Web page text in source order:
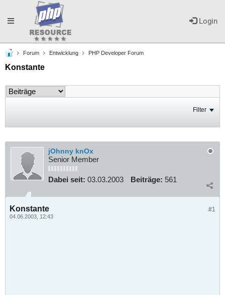
Login
Toggle
navigation
Forum Entwicklung PHP Developer Forum
Konstante
Filter
jOhnny knOx
Senior Member
Dabei seit: 03.03.2003 Beiträge: 561
#1
Konstante
04.06.2003, 12:43